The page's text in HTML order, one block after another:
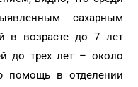
сахарным
в возрасте до 7 лет
до трех лет – около
помощь в отделении